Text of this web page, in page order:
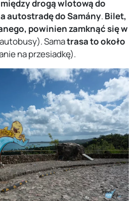
drogą wlotową do
autostradę do Samány. Bilet,
powinien zamknąć się w
Samatrasa to około
na przesiadkę).